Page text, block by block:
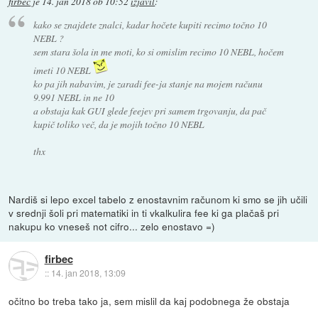
kako se znajdete znalci, kadar hočete kupiti recimo točno 10
NEBL ?
sem stara šola in me moti, ko si omislim recimo 10 NEBL, hočem
imeti 10 NEBL
ko pa jih nabavim, je zaradi fee-ja stanje na mojem računu
9.991 NEBL in ne 10
a obstaja kak GUI glede feejev pri samem trgovanju, da pač
kupič toliko več, da je mojih točno 10 NEBL
thx
Nardiš si lepo excel tabelo z enostavnim računom ki smo se jih učili
v srednji šoli pri matematiki in ti vkalkulira fee ki ga plačaš pri
nakupu ko vneseš not cifro... zelo enostavo =)
firbec
:: 14. jan 2018, 13:09
očitno bo treba tako ja, sem mislil da kaj podobnega že obstaja